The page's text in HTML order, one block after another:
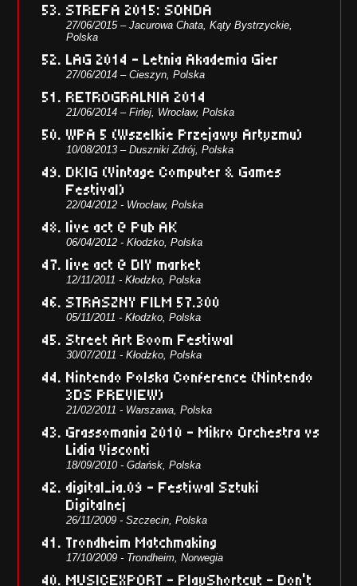
STREFA 2015: SONDA
27/06/2015 – Jacurowa Chata, Kąty Bystrzyckie,
Polska
LAG 2014 – Letnia Akademia Gier
27/06/2014 – Cieszyn, Polska
RETROGRALNIA 2014
21/06/2014 – Firlej, Wrocław, Polska
WPA 5 (Wszelkie Przejawy Artyzmu)
10/08/2013 – Duszniki Zdrój, Polska
DKIG (Vintage Computer & Games
Festival)
22/04/2012 - Wrocław, Polska
live act @ Pub AK
06/04/2012 - Kłodzko, Polska
live act @ DIY market
12/11/2011 - Kłodzko, Polska
STRASZNY FILM 57.300
05/11/2011 - Kłodzko, Polska
Street Art Boom Festiwal
30/07/2011 - Kłodzko, Polska
Nintendo Polska Conference (Nintendo
3DS PREVIEW)
21/02/2011 - Warszawa, Polska
Grassomania 2010 - Mikro Orchestra vs
Lidia Visconti
18/09/2010 - Gdańsk, Polska
digital_ia.09 – Festiwal Sztuki
Digitalnej
26/11/2009 - Szczecin, Polska
Trondheim Matchmaking
17/10/2009 - Trondheim, Norwegia
MUSICEXPORT – PlayShortcut – Don’t